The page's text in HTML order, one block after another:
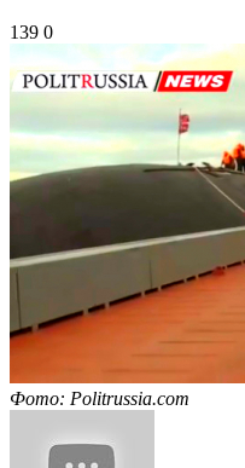
139 0
Фото: Politrussia.com